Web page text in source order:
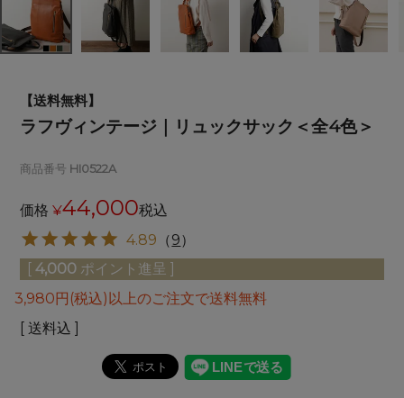
【送料無料】
ラフヴィンテージ｜リュックサック＜全4色＞
商品番号 HI0522A
価格 ¥44,000税込
4.89 （9）
[ 4,000 ポイント進呈 ]
3,980円(税込)以上のご注文で送料無料
送料込